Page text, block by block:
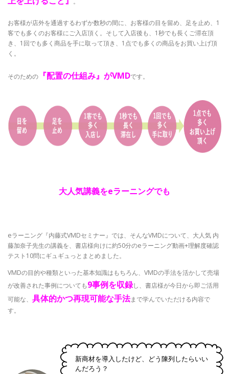
お客様が店外を通過するわずか数秒の間に、お客様の目を留め、足を止め、1
客でも多くのお客様にご入店頂く。そして入店後も、1秒でも長くご滞在頂
き、1回でも多く商品を手に取って頂き、1点でも多くの商品をお買い上げ頂
く。
そのための 『配置の仕組み』がVMDです。
大人気講義をeラーニングでも
eラーニング『内藤式VMDセミナー』では、そんなVMDについて、大人気 内
藤加奈子先生の講義を、書店様向けに約50分のeラーニング動画+理解度確認
テスト10問にギュギュっとまとめました。
VMDの目的や種類といった基本知識はもちろん、VMDの手法を活かして売場
が改善された事例についても9事例を収録し、書店様が今日から即ご活用
可能な、 具体的かつ再現可能な手法まで学んでいただける内容で
す。
新商材を導入したけど、どう陳列したらいい
んだろう？